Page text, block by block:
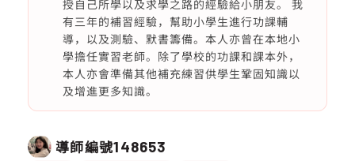
授自己所學以及求學之路的經驗給小朋友。 我
有三年的補習經驗，幫助小學生進行功課輔
導，以及測驗、默書籌備。本人亦曾在本地小
學擔任實習老師。除了學校的功課和課本外，
本人亦會準備其他補充練習供學生鞏固知識以
及增進更多知識。
導師編號148653